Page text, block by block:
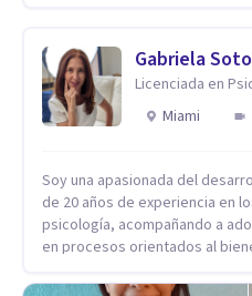
vínculo del Apego Seguro.
Acompañamiento Tanatológico.
enfermedades crónicas.
Gabriela
Licenciada en
Miami
Soy una apasionada del
de 20 años de experiencia en
psicología, acompañando a
en procesos orientados al